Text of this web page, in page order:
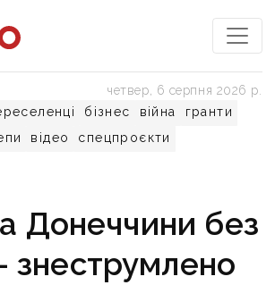
бізнес війна
гранти
відео спецпроєкти
четвер, 6 серпня 2026 р.
Донеччини без
знеструмлено